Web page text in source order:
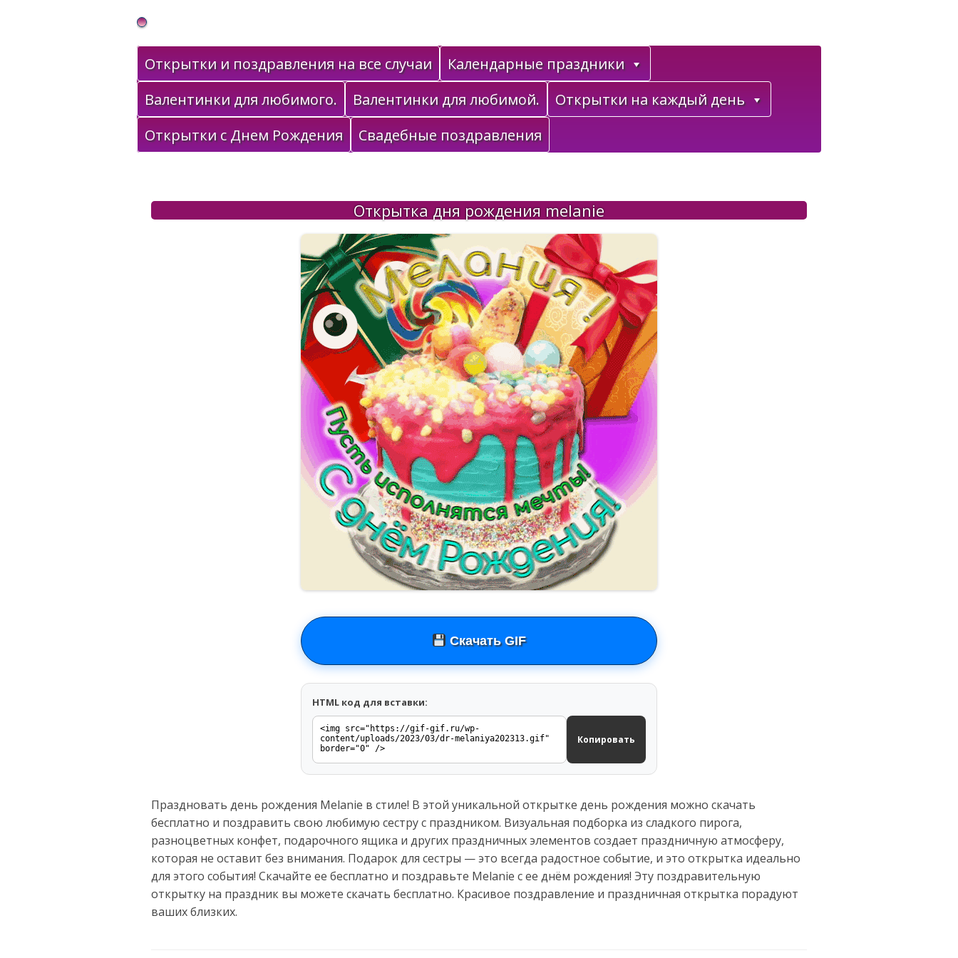
Gif Открытки в подарок
Открытки и поздравления на все случаи
Календарные праздники
Валентинки для любимого.
Валентинки для любимой.
Открытки на каждый день
Открытки с Днем Рождения
Свадебные поздравления
Открытка дня рождения melanie
Скачать GIF
HTML код для вставки:
Копировать
Праздновать день рождения Melanie в стиле! В этой уникальной открытке день рождения можно скачать
бесплатно и поздравить свою любимую сестру с праздником. Визуальная подборка из сладкого пирога,
разноцветных конфет, подарочного ящика и других праздничных элементов создает праздничную атмосферу,
которая не оставит без внимания. Подарок для сестры — это всегда радостное событие, и это открытка идеально
для этого события! Скачайте ее бесплатно и поздравьте Melanie с ее днём рождения! Эту поздравительную
открытку на праздник вы можете скачать бесплатно. Красивое поздравление и праздничная открытка порадуют
ваших близких.